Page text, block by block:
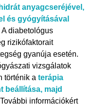
anyagcseréjével,
és gyógyításával
A diabetológus
rizikófaktorait
gyanúja esetén.
vizsgálatok
történik a terápia
beállítása, majd
információkért